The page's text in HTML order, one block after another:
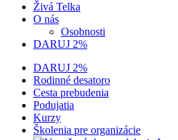
Živá Telka
O nás
Osobnosti
DARUJ 2%
DARUJ 2%
Rodinné desatoro
Cesta prebudenia
Podujatia
Kurzy
Školenia pre organizácie